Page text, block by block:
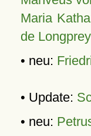
Maria
de Longprey
• neu:
• Update:
• neu: